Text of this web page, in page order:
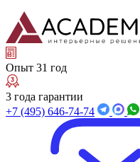
Опыт 31 год
3 года гарантии
+7 (495) 646-74-74